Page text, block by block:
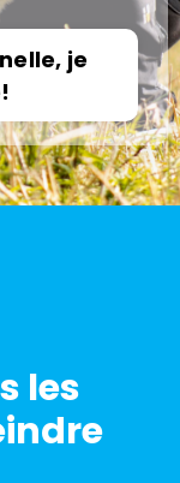
je
les